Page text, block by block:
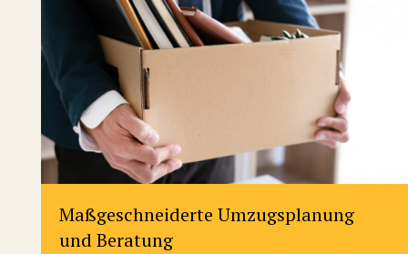
Maßgeschneiderte Umzugsplanung
und Beratung